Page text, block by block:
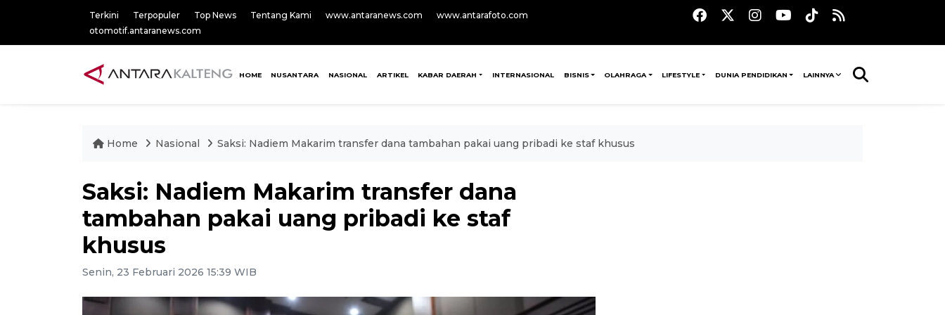
Terkini Terpopuler Top News Tentang Kami www.antaranews.com
www.antarafoto.com
otomotif.antaranews.com
HOME NUSANTARA NASIONAL ARTIKEL KABAR DAERAH INTERNASIONAL BISNIS OLAHRAGA LIFESTYLE DUNIA PENDIDIKAN LAINNYA
Home Nasional Saksi: Nadiem Makarim transfer dana tambahan pakai uang pribadi ke staf khusus
Saksi: Nadiem Makarim transfer dana
tambahan pakai uang pribadi ke staf
khusus
Senin, 23 Februari 2026 15:39 WIB